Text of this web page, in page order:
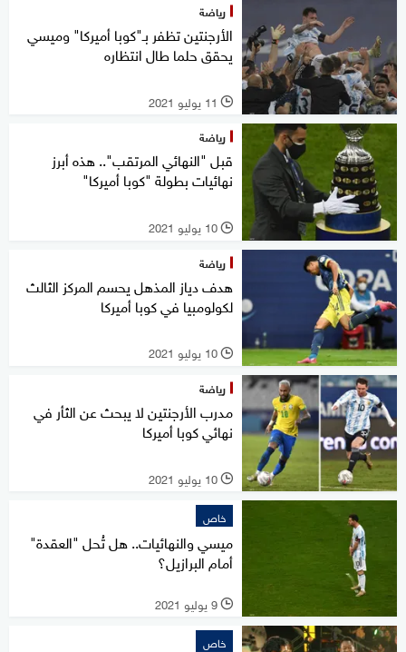
رياضة
الأرجنتين تظفر بـ"كوبا أميركا" وميسي
يحقق حلما طال انتظاره
l 11 يوليو 2021
رياضة
قبل "النهائي المرتقب".. هذه أبرز
نهائيات بطولة "كوبا أميركا"
l 10 يوليو 2021
رياضة
هدف دياز المذهل يحسم المركز الثالث
لكولومبيا في كوبا أميركا
l 10 يوليو 2021
رياضة
مدرب الأرجنتين لا يبحث عن الثأر في
نهائي كوبا أميركا
l 10 يوليو 2021
خاص
ميسي والنهائيات.. هل تُحل "العقدة"
أمام البرازيل؟
l 9 يوليو 2021
خاص